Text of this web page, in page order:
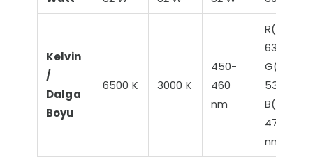
Kelvin
/
Dalga
Boyu
6500 K 3000 K
450-
460
nm
R(620-
630)
G(520-
535)
B(460-
475)
nm